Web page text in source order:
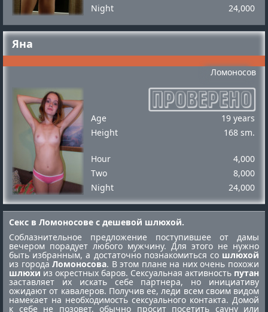
Night
24,000
Яна
Ломоносов
Age
19 years
Height
168 sm.
Hour
4,000
Two
8,000
Night
24,000
Секс в Ломоносове с дешевой шлюхой.
Соблазнительное предложение поступившее от дамы
вечером порадует любого мужчину. Для этого не нужно
быть избранным, а достаточно познакомиться со шлюхой
из городаЛомоносова. В этом плане на них очень похожи
шлюхииз окрестных баров. Сексуальная активность путан
заставляет их искать себе партнера, но инициативу
ожидают от кавалеров. Получив ее, леди всем своим видом
намекает на необходимость сексуального контакта. Домой
к себе не позовет, обычно просит посетить сауну или